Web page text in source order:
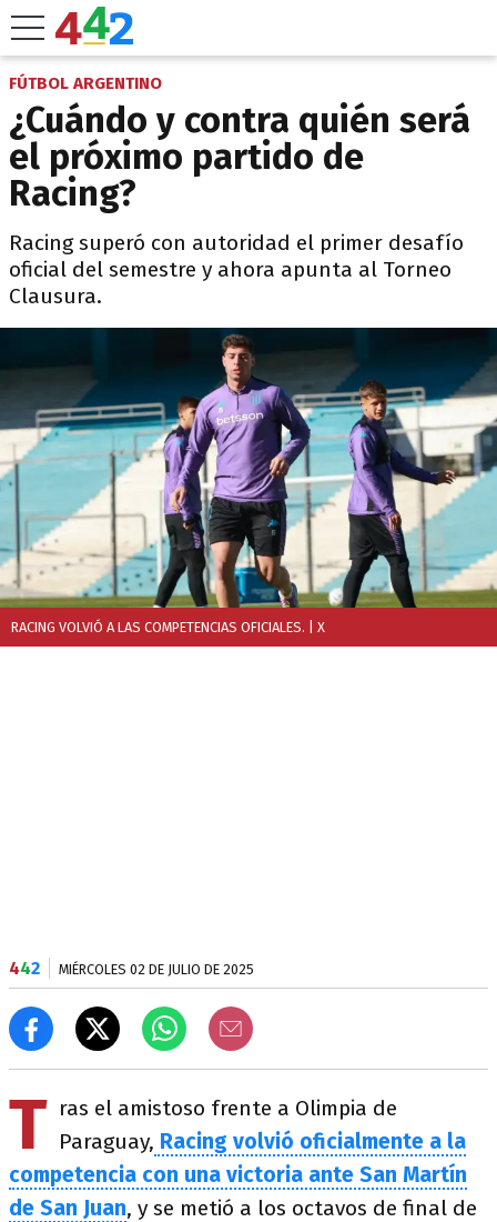
FÚTBOL ARGENTINO
¿Cuándo y contra quién será
el próximo partido de
Racing?
Racing superó con autoridad el primer desafío
oficial del semestre y ahora apunta al Torneo
Clausura.
RACING VOLVIÓ A LAS COMPETENCIAS OFICIALES. | X
442 MIÉRCOLES 02 DE JULIO DE 2025
T ras el amistoso frente a Olimpia de
Paraguay, Racing volvió oficialmente a la
competencia con una victoria ante San Martín
de San Juan, y se metió a los octavos de final de